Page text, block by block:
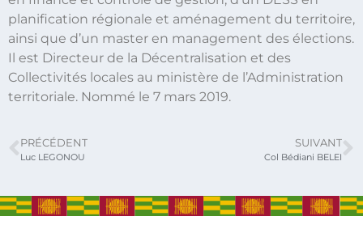
planification régionale et aménagement du territoire,
ainsi que d’un master en management des élections.
Il est Directeur de la Décentralisation et des
Collectivités locales au ministère de l’Administration
territoriale. Nommé le 7 mars 2019.
PRÉCÉDENT
Luc LEGONOU
SUIVANT
Col Bédiani BELEI